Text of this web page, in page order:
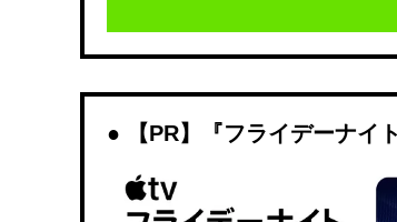
【PR】『フライデーナ